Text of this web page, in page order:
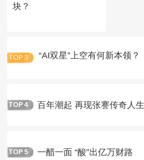
块？
TOP 3 “AI双星”上空有何新本领？
TOP 4 百年潮起 再现张謇传奇人生
TOP 5 一醋一面 “酸”出亿万财路